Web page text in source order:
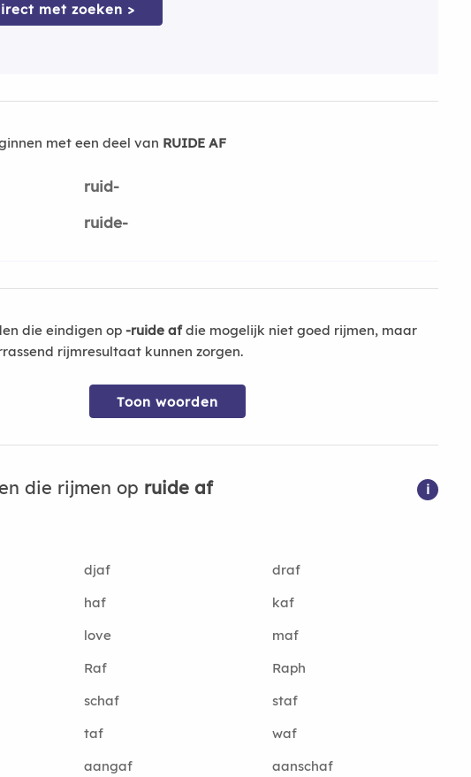
met zoeken >
met een deel van RUIDE AF
ruid-
ruide-
die eindigen op -ruide afdie mogelijk niet goed rijmen, maar
rijmresultaat kunnen zorgen.
Toon woorden
die rijmen op ruide af i
djaf
draf
haf
kaf
love
maf
Raf
Raph
schaf
staf
taf
waf
aangaf
aanschaf